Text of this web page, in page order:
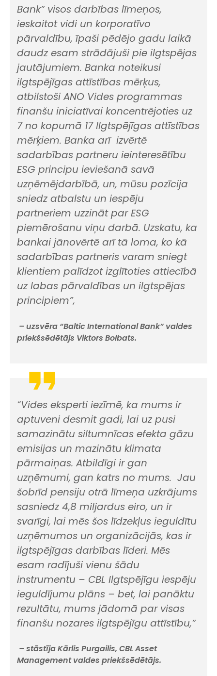
Bank” visos darbības līmeņos,
ieskaitot vidi un korporatīvo
pārvaldību, īpaši pēdējo gadu laikā
daudz esam strādājuši pie ilgtspējas
jautājumiem. Banka noteikusi
ilgtspējīgas attīstības mērķus,
atbilstoši ANO Vides programmas
finanšu iniciatīvai koncentrējoties uz
7 no kopumā 17 Ilgtspējīgas attīstības
mērķiem. Banka arī izvērtē
sadarbības partneru ieinteresētību
ESG principu ieviešanā savā
uzņēmējdarbībā, un, mūsu pozīcija
sniedz atbalstu un iespēju
partneriem uzzināt par ESG
piemērošanu viņu darbā. Uzskatu, ka
bankai jānovērtē arī tā loma, ko kā
sadarbības partneris varam sniegt
klientiem palīdzot izglītoties attiecībā
uz labas pārvaldības un ilgtspējas
principiem”,
– uzsvēra “Baltic International Bank” valdes
priekšsēdētājs Viktors Bolbats.
“Vides eksperti iezīmē, ka mums ir
aptuveni desmit gadi, lai uz pusi
samazinātu siltumnīcas efekta gāzu
emisijas un mazinātu klimata
pārmaiņas. Atbildīgi ir gan
uzņēmumi, gan katrs no mums. Jau
šobrīd pensiju otrā līmeņa uzkrājums
sasniedz 4,8 miljardus eiro, un ir
svarīgi, lai mēs šos līdzekļus ieguldītu
uzņēmumos un organizācijās, kas ir
ilgtspējīgas darbības līderi. Mēs
esam radījuši vienu šādu
instrumentu – CBL Ilgtspējīgu iespēju
ieguldījumu plāns – bet, lai panāktu
rezultātu, mums jādomā par visas
finanšu nozares ilgtspējīgu attīstību,”
– stāstīja Kārlis Purgailis, CBL Asset
Management valdes priekšsēdētājs.